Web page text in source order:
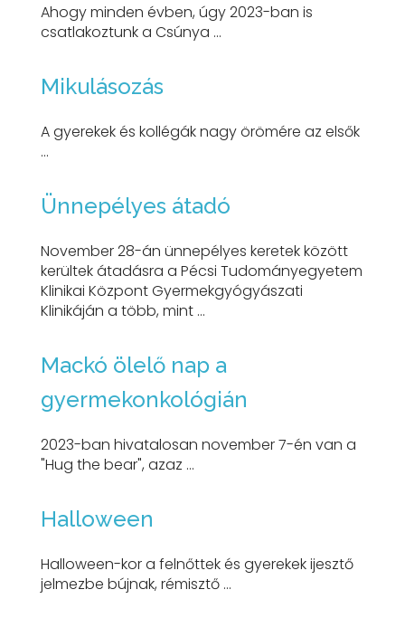
Ahogy minden évben, úgy 2023-ban is
csatlakoztunk a Csúnya ...
Mikulásozás
A gyerekek és kollégák nagy örömére az elsők
...
Ünnepélyes átadó
November 28-án ünnepélyes keretek között
kerültek átadásra a Pécsi Tudományegyetem
Klinikai Központ Gyermekgyógyászati
Klinikáján a több, mint ...
Mackó ölelő nap a
gyermekonkológián
2023-ban hivatalosan november 7-én van a
"Hug the bear", azaz ...
Halloween
Halloween-kor a felnőttek és gyerekek ijesztő
jelmezbe bújnak, rémisztő ...